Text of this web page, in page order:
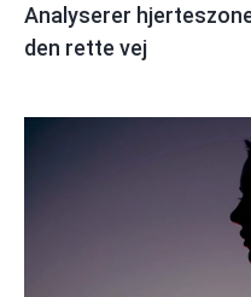
Analyserer
den rette vej